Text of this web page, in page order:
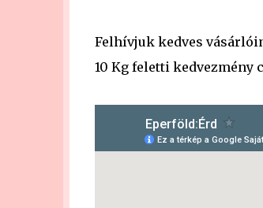
Felhívjuk kedves
10 Kg feletti kedvezmény